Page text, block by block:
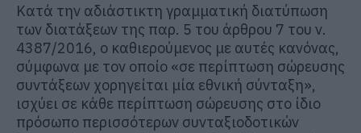
Κατά την αδιάστικτη γραμματική διατύπωση
των διατάξεων της παρ. 5 του άρθρου 7 του ν.
4387/2016, ο καθιερούμενος με αυτές κανόνας,
σύμφωνα με τον οποίο «σε περίπτωση σώρευσης
συντάξεων χορηγείται μία εθνική σύνταξη»,
ισχύει σε κάθε περίπτωση σώρευσης στο ίδιο
πρόσωπο περισσότερων συνταξιοδοτικών